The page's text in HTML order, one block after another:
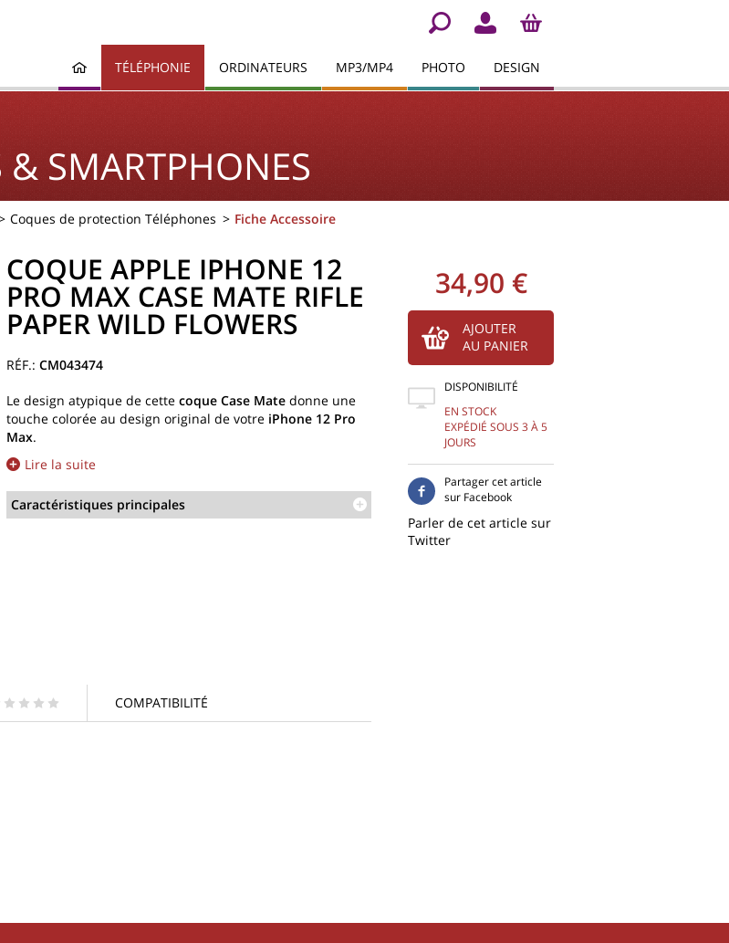
TÉLÉPHONIE ORDINATEURS MP3/MP4 PHOTO DESIGN
& SMARTPHONES
Coques de protection Téléphones Fiche Accessoire
COQUE APPLE IPHONE 12
PRO MAX CASE MATE RIFLE
PAPER WILD FLOWERS
CM043474
Le design atypique de cette coque Case Mate donne une
touche colorée au design original de votre iPhone 12 Pro
Max.
Lire la suite
Caractéristiques principales
34,90 €
AJOUTER
AU PANIER
DISPONIBILITÉ
EN STOCK
EXPÉDIÉ SOUS 3 À 5
JOURS
Partager cet article
sur Facebook
Parler de cet article sur
Twitter
* * * * COMPATIBILITÉ